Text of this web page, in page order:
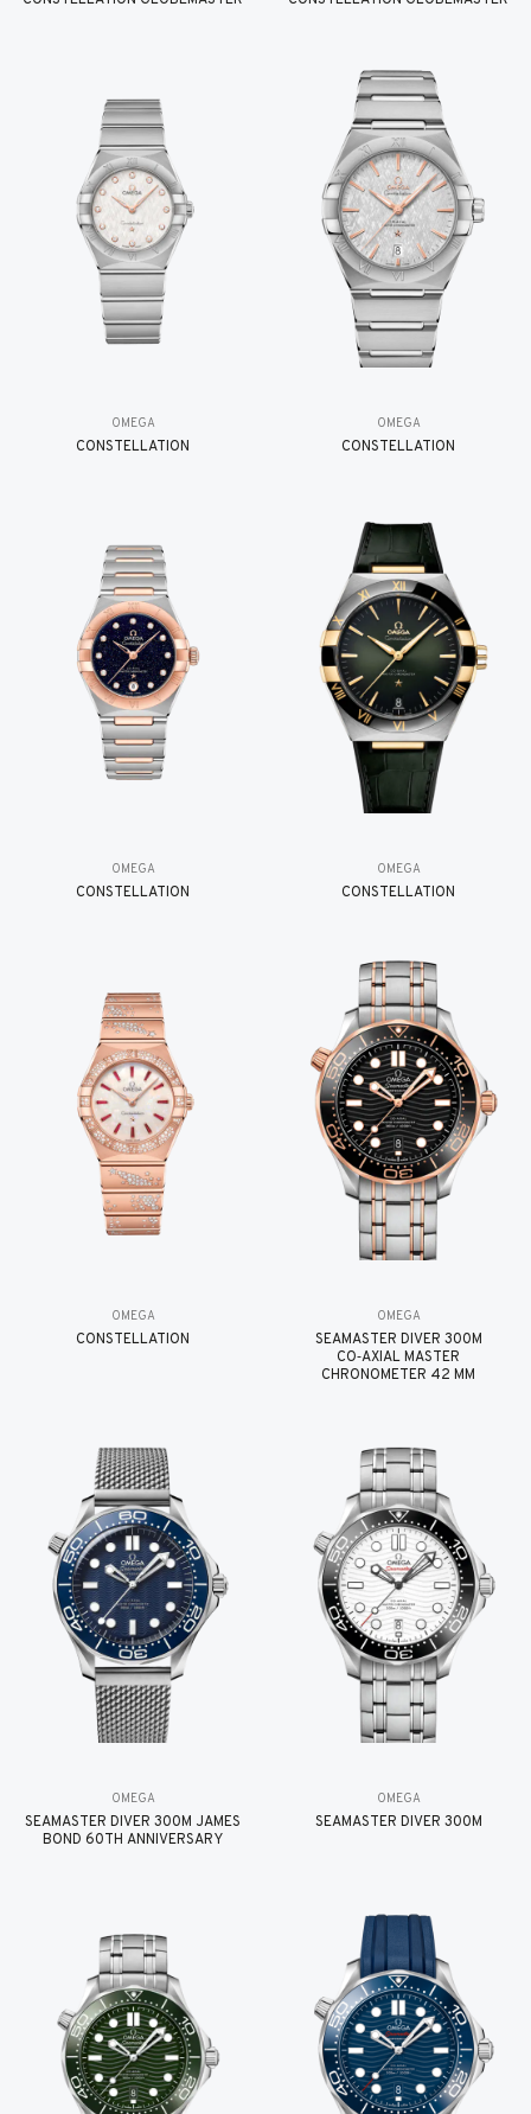
OMEGA
CONSTELLATION
OMEGA
CONSTELLATION
OMEGA
CONSTELLATION
OMEGA
CONSTELLATION
OMEGA
CONSTELLATION
OMEGA
SEAMASTER DIVER 300M
CO‑AXIAL MASTER
CHRONOMETER 42 MM
OMEGA
SEAMASTER DIVER 300M JAMES
BOND 60TH ANNIVERSARY
OMEGA
SEAMASTER DIVER 300M